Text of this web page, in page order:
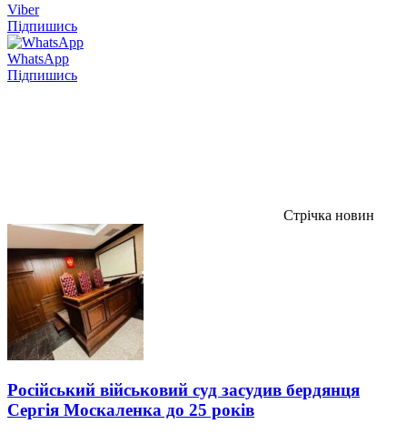
Viber
Підпишись
WhatsApp
Підпишись
Стрічка новин
Російський військовий суд засудив бердянця
Сергія Москаленка до 25 років